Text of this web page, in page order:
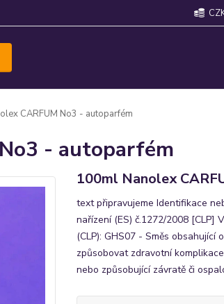
CARFUM No3 - autoparfém
- autoparfém
100ml Nanolex
text připravujeme Identifikace
nařízení (ES) č.1272/2008 [CLP]
(CLP): GHS07 - Směs obsahující
způsobovat zdravotní
nebo způsobující závratě či